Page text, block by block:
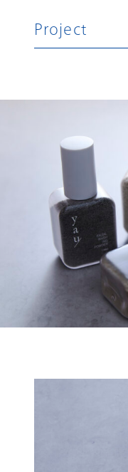
Project